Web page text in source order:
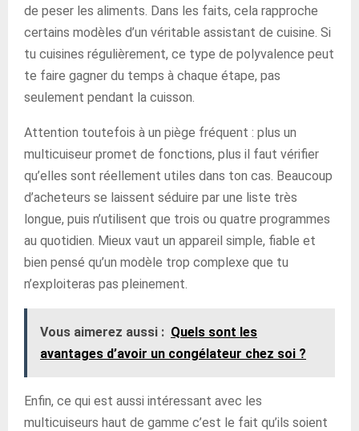
de peser les aliments. Dans les faits, cela rapproche
certains modèles d’un véritable assistant de cuisine. Si
tu cuisines régulièrement, ce type de polyvalence peut
te faire gagner du temps à chaque étape, pas
seulement pendant la cuisson.
Attention toutefois à un piège fréquent : plus un
multicuiseur promet de fonctions, plus il faut vérifier
qu’elles sont réellement utiles dans ton cas. Beaucoup
d’acheteurs se laissent séduire par une liste très
longue, puis n’utilisent que trois ou quatre programmes
au quotidien. Mieux vaut un appareil simple, fiable et
bien pensé qu’un modèle trop complexe que tu
n’exploiteras pas pleinement.
Vous aimerez aussi : Quels sont les
avantages d’avoir un congélateur chez soi ?
Enfin, ce qui est aussi intéressant avec les
multicuiseurs haut de gamme c’est le fait qu’ils soient